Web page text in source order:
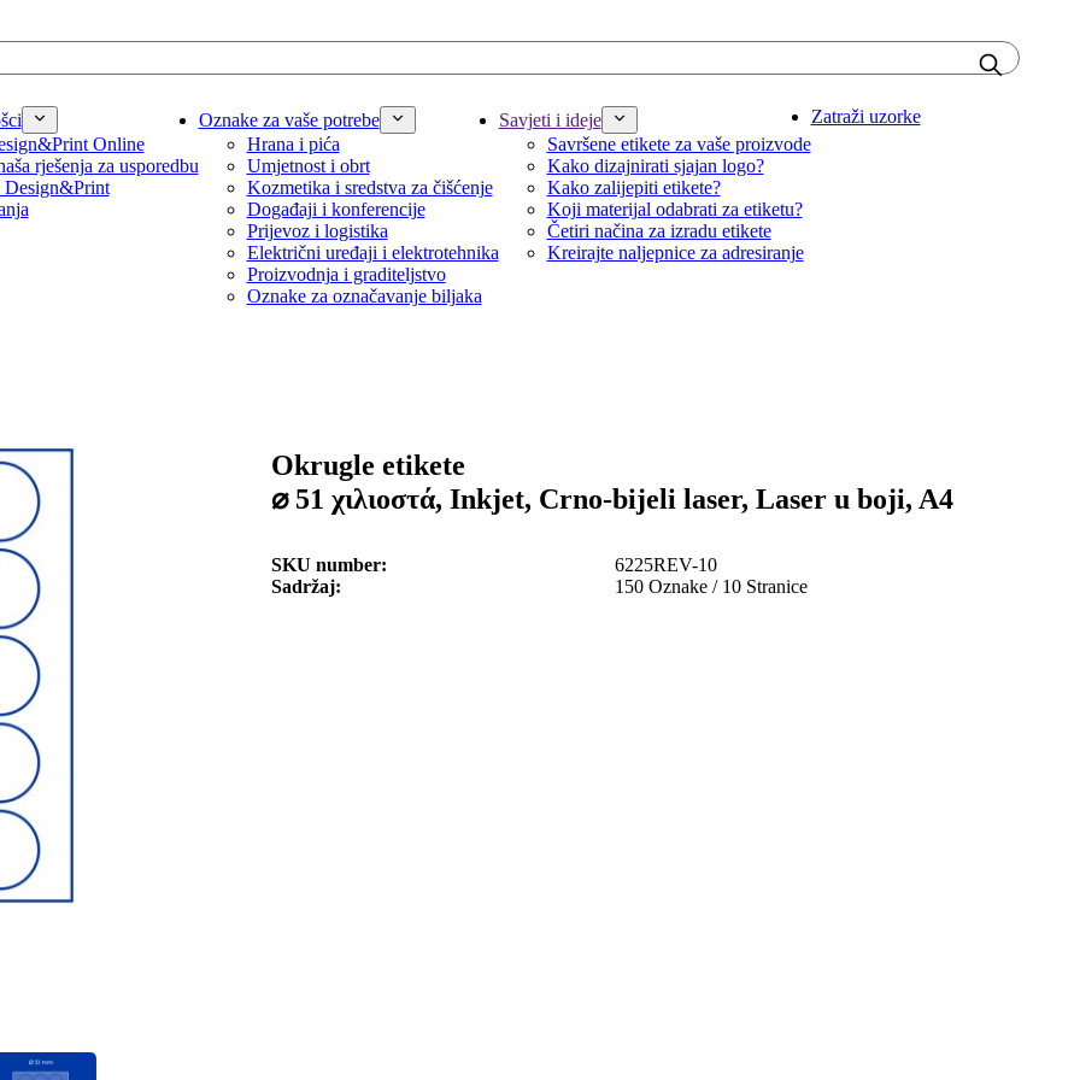
Online
rješenja za usporedbu
Design&Print
Oznake za vaše potrebe
Hrana i pića
Umjetnost i obrt
Kozmetika i sredstva za čišćenje
Događaji i konferencije
Prijevoz i logistika
Električni uređaji i elektrotehnika
Proizvodnja i graditeljstvo
Oznake za označavanje biljaka
Savjeti i ideje
Savršene etikete za vaše proizvode
Kako dizajnirati sjajan logo?
Kako zalijepiti etikete?
Koji materijal odabrati za etiketu?
Četiri načina za izradu etikete
Kreirajte naljepnice za adresiranje
Zatraži uzorke
Okrugle etikete
⌀ 51 χιλιοστά, Inkjet, Crno-bijeli laser, Laser u boji, A4
SKU number
6225REV-10
Sadržaj
150 Oznake / 10 Stranice